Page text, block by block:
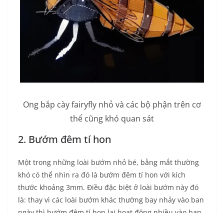
Ong bắp cày fairyfly nhỏ và các bộ phận trên cơ
thể cũng khó quan sát
2. Bướm đêm tí hon
Một trong những loài bướm nhỏ bé, bằng mắt thường
khó có thể nhìn ra đó là bướm đêm tí hon với kích
thước khoảng 3mm. Điều đặc biệt ở loài bướm này đó
là: thay vì các loài bướm khác thường bay nhảy vào ban